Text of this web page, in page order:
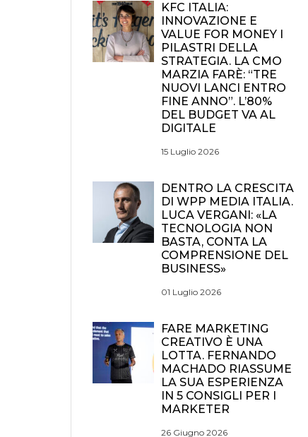
KFC ITALIA:
INNOVAZIONE E
VALUE FOR MONEY I
PILASTRI DELLA
STRATEGIA. LA CMO
MARZIA FARÈ: “TRE
NUOVI LANCI ENTRO
FINE ANNO”. L’80%
DEL BUDGET VA AL
DIGITALE
15 Luglio 2026
DENTRO LA CRESCITA
DI WPP MEDIA ITALIA.
LUCA VERGANI: «LA
TECNOLOGIA NON
BASTA, CONTA LA
COMPRENSIONE DEL
BUSINESS»
01 Luglio 2026
FARE MARKETING
CREATIVO È UNA
LOTTA. FERNANDO
MACHADO RIASSUME
LA SUA ESPERIENZA
IN 5 CONSIGLI PER I
MARKETER
26 Giugno 2026